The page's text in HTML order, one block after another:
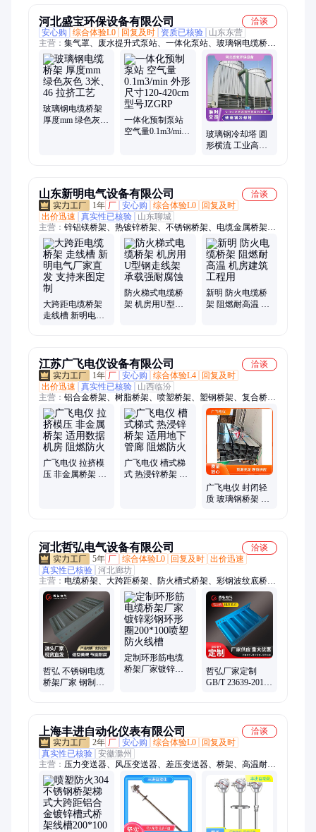
河北盛宝环保设备有限公司
洽谈
安心购
综合体验L0 回复及时 资质已核验
山东东营
主营： 集气罩、废水提升式泵站、一体化泵站、玻璃钢电缆桥
架、污水池盖板、冷却塔、生物除臭箱、一体化预制泵站、玻璃
钢储罐、玻璃钢化粪池、玻璃钢管道管件、脱硫塔、净化塔、活
性炭吸附塔、污水处理设备
玻璃钢电缆桥架
厚度mm 绿色灰色
一体化预制泵站
空气量0.1m3/min
玻璃钢冷却塔 圆
形横流 工业高温
山东新明电气设备有限公司
洽谈
1年 厂 安心购 综合体验L0
回复及时
出价迅速
真实性已核验
山东聊城
主营： 锌铝镁桥架、热镀锌桥架、不锈钢桥架、电缆金属桥架、
电缆钢制桥架、镀锌线槽、电缆桥梁架
大跨距电缆桥架
走线槽 新明电气
防火梯式电缆桥
架 机房用U型钢
新明 防火电缆桥
架 阻燃耐高温 机
江苏广飞电仪设备有限公司
洽谈
1年 厂 安心购 综合体验L4
回复及时
出价迅速
真实性已核验
山西临汾
主营： 铝合金桥架、树脂桥架、喷塑桥架、塑钢桥架、复合桥
架、金属桥架、防火桥架、网格桥架、玻璃钢桥架、高分子桥
架、热浸锌桥架、不锈钢桥架、线槽槽盒桥架、耐候屏蔽桥架、
大跨轻量化桥架
广飞电仪 拉挤模
压 非金属桥架 适
广飞电仪 槽式梯
式 热浸锌桥架 适
广飞电仪 封闭轻
质 玻璃钢桥架 适
河北哲弘电气设备有限公司
洽谈
5年 厂 综合体验L0 回复及时 出价迅速
真实性已核验 河北廊坊
主营： 电缆桥架、大跨距桥架、防火槽式桥架、彩钢波纹底桥
架、模压增强底桥架、金属线槽
哲弘 不锈钢电缆
桥架厂家 钢制梯
定制环形筋电缆
桥架厂家镀锌彩
哲弘厂家定制
GB/T 23639-2017
上海丰进自动化仪表有限公司
洽谈
2年 厂 安心购 综合体验L0
回复及时
真实性已核验 安徽滁州
主营： 压力变送器、风压变送器、差压变送器、桥架、高温耐磨
热电偶、食品级热电阻、双金属温度计、磁翻板液位计、雷达物
位计、流量计